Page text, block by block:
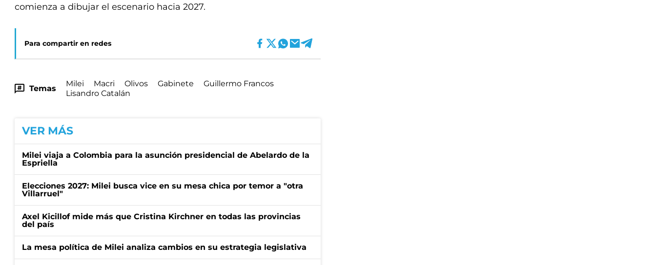
comienza a dibujar el escenario hacia 2027.
Para compartir en redes
Temas
Milei Macri Olivos Gabinete
Guillermo Francos
Lisandro Catalán
VER MÁS
Milei viaja a Colombia para la asunción presidencial de Abelardo de la
Espriella
Elecciones 2027: Milei busca vice en su mesa chica por temor a "otra
Villarruel"
Axel Kicillof mide más que Cristina Kirchner en todas las provincias
del país
La mesa política de Milei analiza cambios en su estrategia legislativa